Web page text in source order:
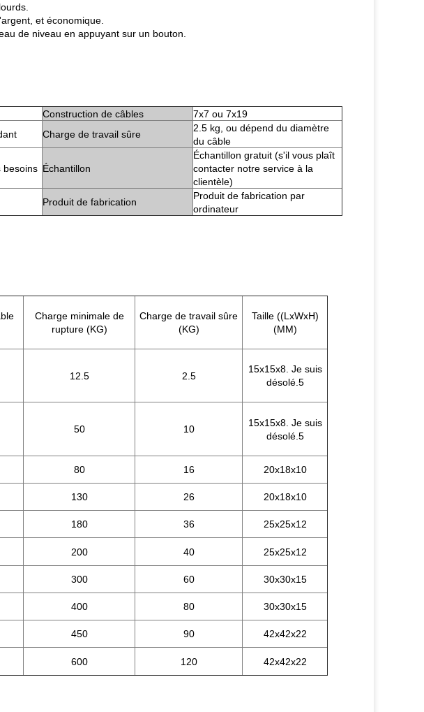
et économique.
de niveau en appuyant sur un bouton.
Construction de câbles
7x7 ou 7x19
Charge de travail sûre
2.5 kg, ou dépend du diamètre
du câble
besoins Échantillon
Échantillon gratuit (s'il vous plaît
contacter notre service à la
clientèle)
Produit de fabrication
Produit de fabrication par
ordinateur
Charge minimale de
rupture (KG)
Charge de travail sûre
(KG)
Taille ((LxWxH)
(MM)
12.5 2.5
15x15x8. Je suis
désolé.5
50 10
15x15x8. Je suis
désolé.5
80 16 20x18x10
130 26 20x18x10
180 36 25x25x12
200 40 25x25x12
300 60 30x30x15
400 80 30x30x15
450 90 42x42x22
600 120 42x42x22